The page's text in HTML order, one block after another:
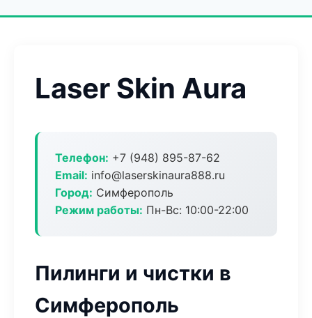
Laser Skin Aura
Телефон: +7 (948) 895-87-62
Email: info@laserskinaura888.ru
Город: Симферополь
Режим работы: Пн-Вс: 10:00-22:00
Пилинги и чистки в
Симферополь